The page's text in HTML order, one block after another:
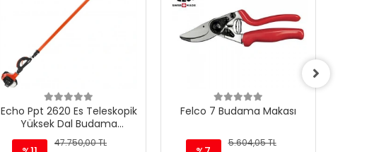
Echo Ppt 2620 Es Teleskopik
Yüksek Dal Budama
Testeresi
47.750,00 TL
Felco 7 Budama Makası
5.604,05 TL